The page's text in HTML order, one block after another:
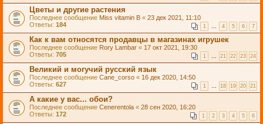
Цветы и другие растения
Последнее сообщение Miss vitamin B « 23 дек 2021, 11:10
Ответы: 184 1 … 4 5 6 7
Как к вам относятся продавцы в магазинах игрушек
Последнее сообщение Rory Lambar « 17 окт 2021, 19:30
Ответы: 705 1 … 21 22 23 24
Великий и могучий русский язык
Последнее сообщение Cane_corso « 16 дек 2020, 14:50
Ответы: 627 1 … 18 19 20 21
А какие у вас... обои?
Последнее сообщение Cenerentola « 28 сен 2020, 16:20
Ответы: 172 1 2 3 4 5 6